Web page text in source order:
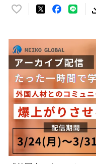
い
！
数
を
読
み
込
み
中
で
す